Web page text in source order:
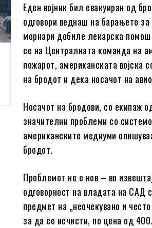
Еден војник бил евакуиран од
одговори веднаш на барањето за
морнари добиле лекарска помош
се на Централната команда на
пожарот, американската војска
на бродот и дека носачот на
Носачот на бродови, со екипаж
значителни проблеми со
американските медиуми
бродот.
Проблемот не е нов – во
одговорност на владата на САД
предмет на „неочекувано и
за да се исчисти, по цена од